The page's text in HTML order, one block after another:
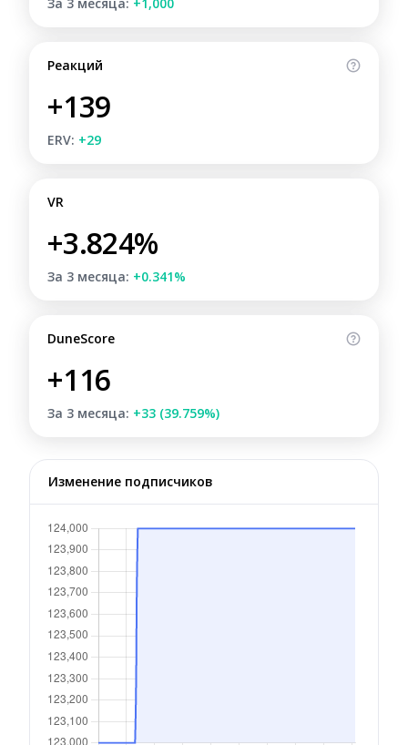
Реакций
+139
ERV: +29
VR
+3.824%
За 3 месяца: +0.341%
DuneScore
+116
За 3 месяца: +33 (39.759%)
Изменение подписчиков